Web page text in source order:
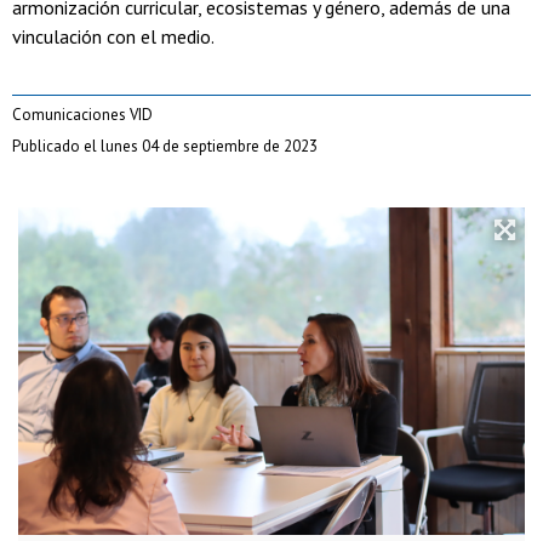
armonización curricular, ecosistemas y género, además de una
vinculación con el medio.
Comunicaciones VID
Publicado el lunes 04 de septiembre de 2023